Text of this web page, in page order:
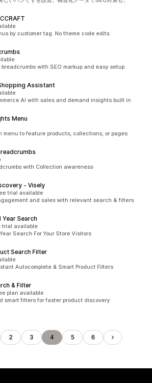
by customer tag. No theme code edits.
with SEO markup and easy setup
Assistant
AI with sales and demand insights built in
Menu
menu to feature products, collections, or pages
with Collection awareness
‑ Visely
trial available
and sales with relevant search & filters
Search
trial available
Search For Your Store Visitors
Search Filter
Autocomplete & Smart Product Filters
& Filter
plan available
smart filters for faster product discovery
2 3 4 5 6